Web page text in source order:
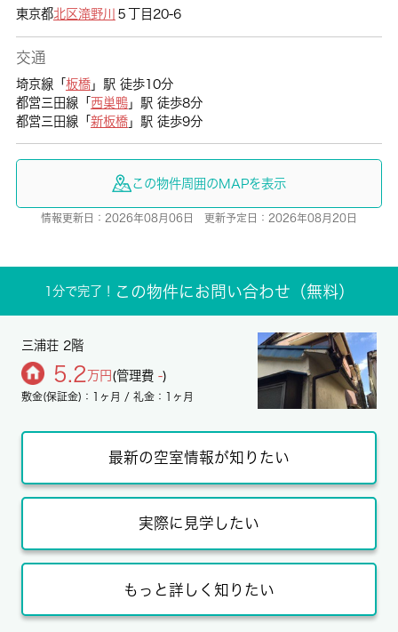
東京都北区滝野川 ５丁目20-6
交通
埼京線「 板橋」駅 徒歩10分
都営三田線「 西巣鴨」駅 徒歩8分
都営三田線「 新板橋」駅 徒歩9分
この物件周囲のMAPを表示
情報更新日：2026年08月06日 更新予定日：2026年08月20日
1分で完了！ この物件にお問い合わせ（無料）
三浦荘 2階
5.2 万円 (管理費 -)
敷金(保証金)：1ヶ月 / 礼金：1ヶ月
最新の空室情報が知りたい
実際に見学したい
もっと詳しく知りたい